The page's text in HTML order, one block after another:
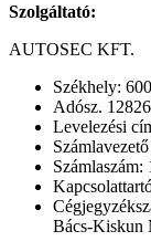
Szolgáltató:
AUTOSEC KFT.
Székhely:
Adósz.
Levelezési
Bács-Kiskun